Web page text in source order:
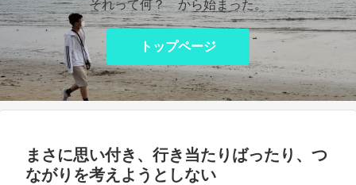
それって何？ から始まった。
トップページ
まさに思い付き、行き当たりばったり、つ
ながりを考えようとしない